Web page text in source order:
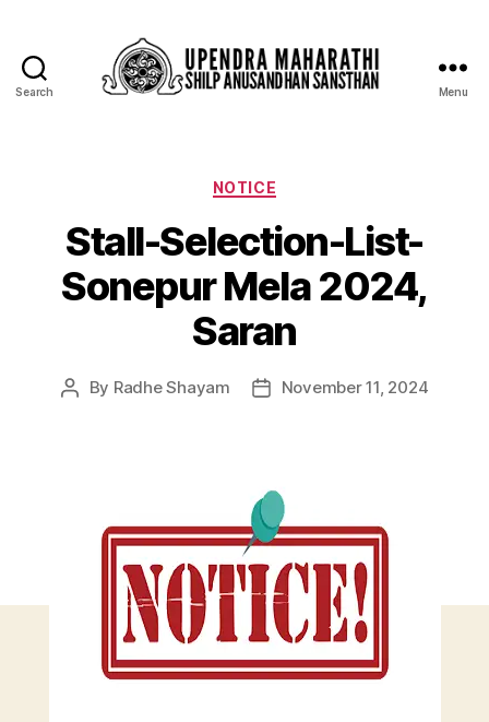
Search Menu
NOTICE
Stall-Selection-List-
Sonepur Mela 2024,
Saran
By Radhe Shayam November 11, 2024